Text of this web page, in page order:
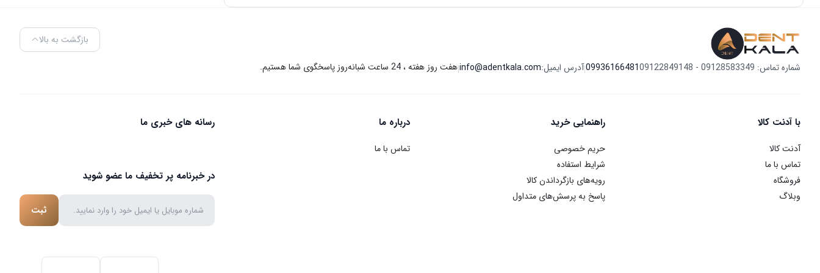
شماره تماس: 09128583349 - 09122849148 09936166481
|آدرس ایمیل:info@adentkala.com
|هفت روز هفته ، 24 ساعت شبانه‌روز پاسخگوی شما هستیم.
بازگشت به بالا
با آدنت کالا
آدنت کالا
تماس با ما
فروشگاه
وبلاگ
راهنمایی خرید
حریم خصوصی
شرایط استفاده
رویه‌های بازگرداندن کالا
پاسخ به پرسش‌های متداول
درباره ما
تماس با ما
رسانه های خبری ما
در خبرنامه پر تخفیف ما عضو شوید
ثبت